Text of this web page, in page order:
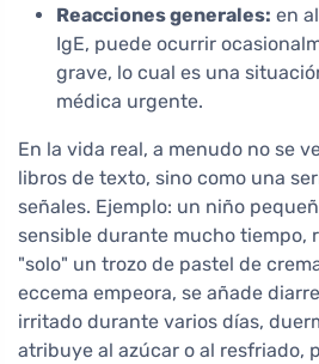
Reacciones generales: en
IgE, puede ocurrir
grave, lo cual es una
médica urgente.
En la vida real, a menudo no se
libros de texto, sino como una
señales. Ejemplo: un niño
sensible durante mucho tiempo,
"solo" un trozo de pastel de
eccema empeora, se añade
irritado durante varios días,
atribuye al azúcar o al resfriado,